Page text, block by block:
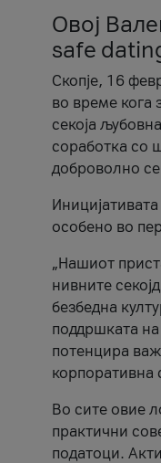
Овој
safe
Скопје, 16
во време кога
секоја
соработка со
доброволно се
особено во
„Нашиот
нивните
безбедна
поддршката на
потенцира
корпоративна
Во сите овие
практични
податоци.